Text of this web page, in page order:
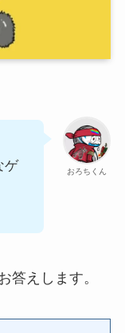
おろちくん
ゲ
答えします。